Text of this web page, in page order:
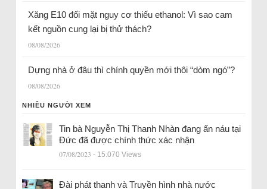
Xăng E10 đối mặt nguy cơ thiếu ethanol: Vì sao cam
kết nguồn cung lại bị thử thách?
08/08/2026
Dựng nhà ở đâu thì chính quyền mới thôi “dòm ngó”?
08/08/2026
NHIỀU NGƯỜI XEM
Tin bà Nguyễn Thị Thanh Nhàn đang ẩn náu tại
Đức đã được chính thức xác nhận
07/08/2023 - 15.070 Views
Đài phát thanh và Truyền hình nhà nước